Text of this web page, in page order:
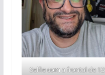
Selfie com a frontal de 12